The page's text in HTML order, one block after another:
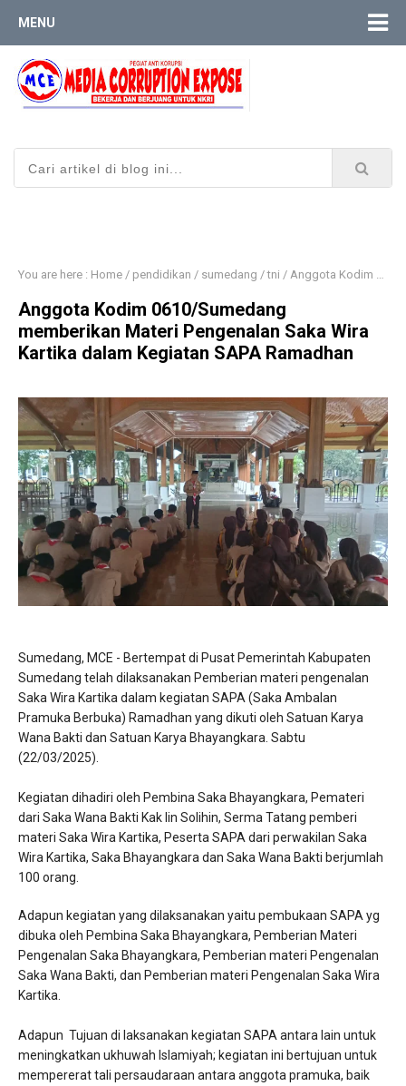
MENU
You are here : Home / pendidikan / sumedang /tni / Anggota Kodim 0610/Sumedang memberikan Materi Pengenalan Saka Wira Kartika dalam Kegiatan SAPA Ramadhan
Anggota Kodim 0610/Sumedang
memberikan Materi Pengenalan Saka Wira
Kartika dalam Kegiatan SAPA Ramadhan
Sumedang, MCE - Bertempat di Pusat Pemerintah Kabupaten
Sumedang telah dilaksanakan Pemberian materi pengenalan
Saka Wira Kartika dalam kegiatan SAPA (Saka Ambalan
Pramuka Berbuka) Ramadhan yang dikuti oleh Satuan Karya
Wana Bakti dan Satuan Karya Bhayangkara. Sabtu
(22/03/2025).
Kegiatan dihadiri oleh Pembina Saka Bhayangkara, Pemateri
dari Saka Wana Bakti Kak Iin Solihin, Serma Tatang pemberi
materi Saka Wira Kartika, Peserta SAPA dari perwakilan Saka
Wira Kartika, Saka Bhayangkara dan Saka Wana Bakti berjumlah
100 orang.
Adapun kegiatan yang dilaksanakan yaitu pembukaan SAPA yg
dibuka oleh Pembina Saka Bhayangkara, Pemberian Materi
Pengenalan Saka Bhayangkara, Pemberian materi Pengenalan
Saka Wana Bakti, dan Pemberian materi Pengenalan Saka Wira
Kartika.
Adapun Tujuan di laksanakan kegiatan SAPA antara lain untuk
meningkatkan ukhuwah Islamiyah; kegiatan ini bertujuan untuk
mempererat tali persaudaraan antara anggota pramuka, baik